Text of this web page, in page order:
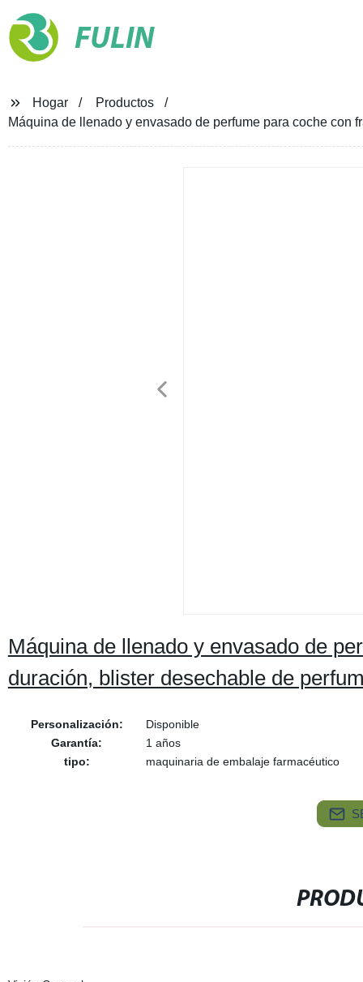
FULIN
Hogar
Productos
Máquina de llenado y envasado de perfume para coche con
Máquina de llenado y envasado de
duración, blister desechable de
Personalización:
Disponible
Garantía:
1 años
tipo:
maquinaria de embalaje farmacéutico